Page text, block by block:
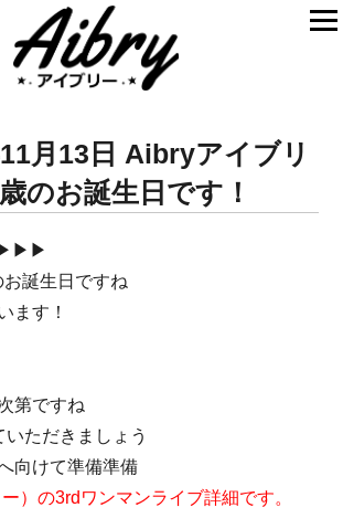
月13日 Aibryアイブリ
のお誕生日です！
誕生日ですね
ます！
第ですね
ただきましょう
向けて準備準備
）の3rdワンマンライブ詳細です。